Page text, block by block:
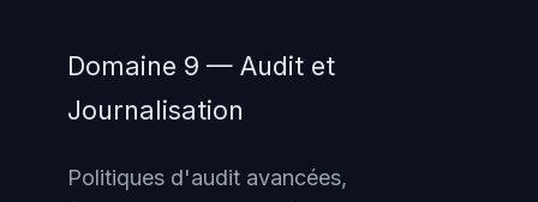
Domaine 9 — Audit et
Journalisation
Politiques d'audit avancées,